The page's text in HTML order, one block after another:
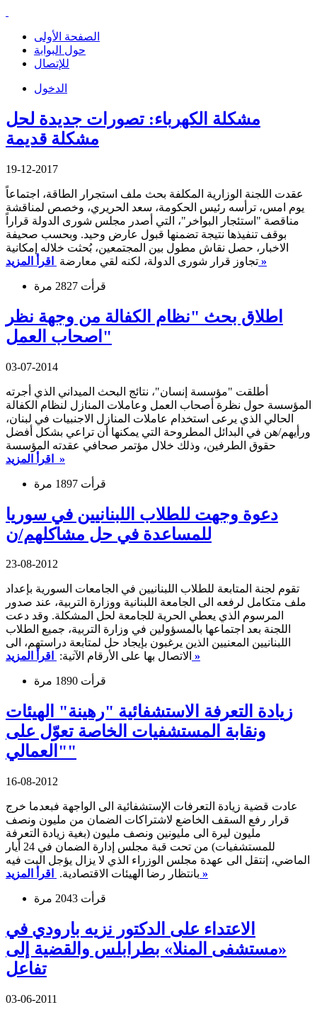
الصفحة الأولى
حول البوابة
للإتصال
الدخول
مشكلة الكهرباء: تصورات جديدة لحل
مشكلة قديمة
19-12-2017
عقدت اللجنة الوزارية المكلفة بحث ملف استجرار الطاقة، اجتماعاً
يوم امس، ترأسه رئيس الحكومة، سعد الحريري، وخصص لمناقشة
مناقصة "استئجار البواخر"، التي أصدر مجلس شورى الدولة قراراً
بوقف تنفيذها نتيجة تضمنها قبول عارض وحيد. وبحسب صحيفة
الاخبار، حصل نقاش مطول بين المجتمعين، بُحثت خلاله إمكانية
تجاوز قرار شورى الدولة، لكنه لقي معارضة اقرأ المزيد »
قرأت 2827 مرة
اطلاق بحث "نظام الكفالة من وجهة نظر
اصحاب العمل"
03-07-2014
أطلقت "مؤسسة إنسان"، نتائج البحث الميداني الذي أجرته
المؤسسة حول نظرة أصحاب العمل وعاملات المنازل لنظام الكفالة
الحالي الذي يرعى استخدام عاملات المنازل الاجنبيات في لبنان،
ورأيهم/هن في البدائل المطروحة التي يمكنها أن تراعي بشكل أفضل
حقوق الطرفين، وذلك خلال مؤتمر صحافي عقدته المؤسسة
اقرأ المزيد »
قرأت 1897 مرة
دعوة وجهت للطلاب اللبنانيين في سوريا
للمساعدة في حل مشاكلهم/ن
23-08-2012
تقوم لجنة المتابعة للطلاب اللبنانيين في الجامعات السورية بإعداد
ملف متكامل لرفعه الى الجامعة اللبنانية ووزارة التربية، عند صدور
المرسوم الذي يعطي الحرية للجامعة لحل المشكلة. وقد دعت
اللجنة بعد اجتماعها بالمسؤولين في وزارة التربية، جميع الطلاب
اللبنانيين المعنيين الذين يرغبون بإيجاد حل لمتابعة دراستهم، الى
الاتصال بها على الأرقام الآتية: اقرأ المزيد »
قرأت 1890 مرة
زيادة التعرفة الاستشفائية "رهينة" الهيئات
ونقابة المستشفيات الخاصة تعوّل على
"العمالي"
16-08-2012
عادت قضية زيادة التعرفات الإستشفائية الى الواجهة فبعدما خرج
قرار رفع السقف الخاضع لاشتراكات الضمان من مليون ونصف
مليون ليرة الى مليونين ونصف مليون (بغية زيادة التعرفة
للمستشفيات) من تحت قبة مجلس إدارة الضمان في 24 أيار
الماضي، إنتقل الى عهدة مجلس الوزراء الذي لا يزال يؤجل البت فيه
بانتظار رضا الهيئات الاقتصادية. اقرأ المزيد »
قرأت 2043 مرة
الاعتداء على الدكتور نزيه بارودي في
«مستشفى المنلا» بطرابلس والقضية إلى
تفاعل
03-06-2011